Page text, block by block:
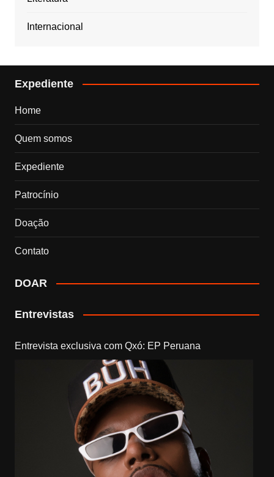
Internacional
Expediente
Home
Quem somos
Expediente
Patrocínio
Doação
Contato
DOAR
Entrevistas
Entrevista exclusiva com Qxó: EP Peruana